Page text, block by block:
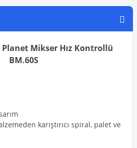
Mikser Hız Kontrollü
BM.60S
karıştırıcı spiral, palet ve